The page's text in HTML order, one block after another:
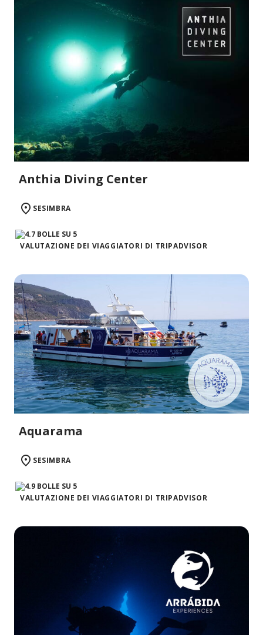
Anthia Diving Center
SESIMBRA
VALUTAZIONE DEI VIAGGIATORI DI TRIPADVISOR
Aquarama
SESIMBRA
VALUTAZIONE DEI VIAGGIATORI DI TRIPADVISOR